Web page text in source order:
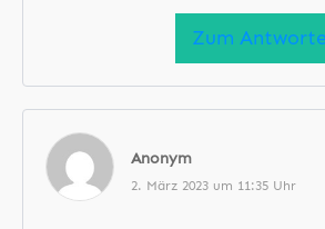
Zum
Anonym
2. März 2023 um 11:35 Uhr